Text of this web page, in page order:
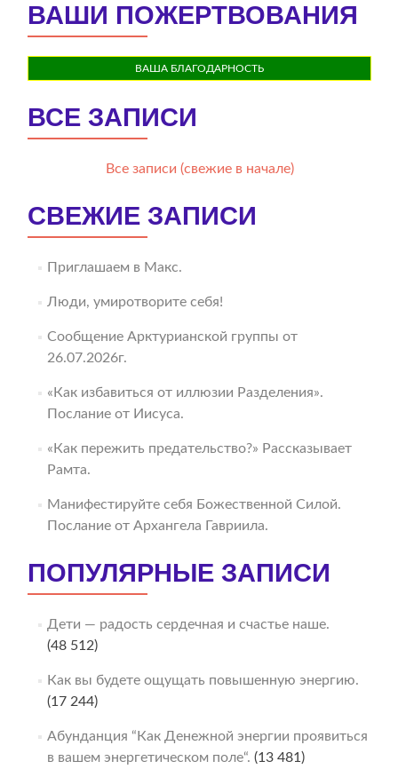
ВАШИ ПОЖЕРТВОВАНИЯ
ВАША БЛАГОДАРНОСТЬ
ВСЕ ЗАПИСИ
Все записи (свежие в начале)
СВЕЖИЕ ЗАПИСИ
Приглашаем в Макс.
Люди, умиротворите себя!
Сообщение Арктурианской группы от
26.07.2026г.
«Как избавиться от иллюзии Разделения».
Послание от Иисуса.
«Как пережить предательство?» Рассказывает
Рамта.
Манифестируйте себя Божественной Силой.
Послание от Архангела Гавриила.
ПОПУЛЯРНЫЕ ЗАПИСИ
Дети — радость сердечная и счастье наше.
(48 512)
Как вы будете ощущать повышенную энергию.
(17 244)
Абунданция “Как Денежной энергии проявиться
в вашем энергетическом поле“. (13 481)